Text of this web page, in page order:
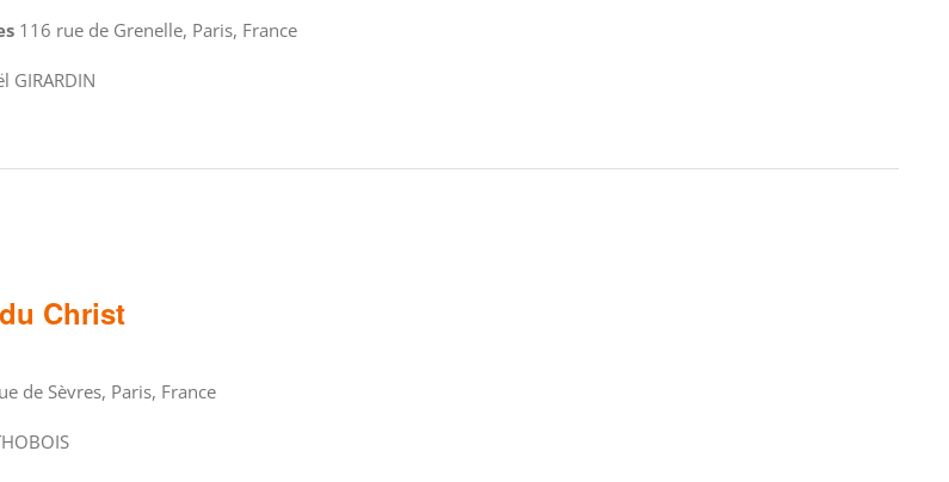
116 rue de Grenelle, Paris, France
GIRARDIN
Christ
de Sèvres, Paris, France